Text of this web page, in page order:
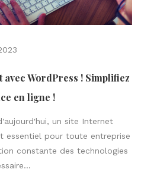
WordPress ! Simplifiez
en ligne !
un site Internet
essentiel pour toute entreprise
constante des technologies